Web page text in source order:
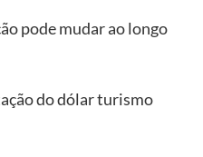
pode mudar ao longo
do dólar turismo